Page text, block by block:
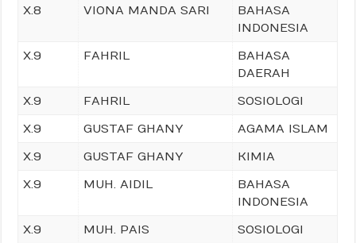
X.8
VIONA MANDA SARI
BAHASA
INDONESIA
X.9
FAHRIL
BAHASA
DAERAH
X.9
FAHRIL
SOSIOLOGI
X.9
GUSTAF GHANY
AGAMA ISLAM
X.9
GUSTAF GHANY
KIMIA
X.9
MUH. AIDIL
BAHASA
INDONESIA
X.9
MUH. PAIS
SOSIOLOGI